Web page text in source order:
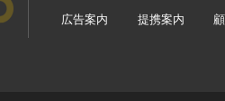
広告案内 提携案内